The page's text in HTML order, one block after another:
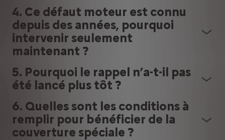
4. Ce défaut moteur est connu
depuis des années, pourquoi
intervenir seulement
maintenant ?
5. Pourquoi le rappel n’a-t-il pas
été lancé plus tôt ?
6. Quelles sont les conditions à
remplir pour bénéficier de la
couverture spéciale ?